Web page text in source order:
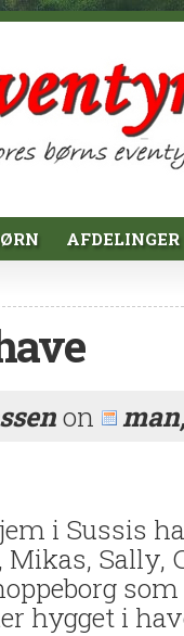
AFDELINGER
on
i Sussis
Sally,
hygget i